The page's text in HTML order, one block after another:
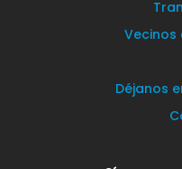
Vecinos
Déjanos